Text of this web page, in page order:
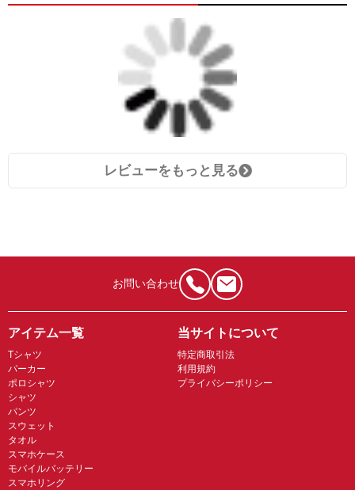
レビューをもっと見る
お問い合わせ
アイテム一覧
Tシャツ
パーカー
ポロシャツ
シャツ
パンツ
スウェット
タオル
スマホケース
モバイルバッテリー
スマホリング
当サイトについて
特定商取引法
利用規約
プライバシーポリシー